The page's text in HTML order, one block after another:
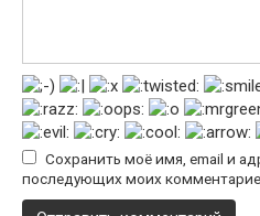
Сохранить моё имя, email и
последующих моих